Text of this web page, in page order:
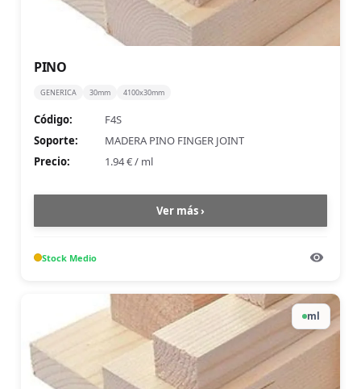
PINO
GENERICA 30mm 4100x30mm
Código:
F4S
Soporte:
MADERA PINO FINGER JOINT
Precio:
1.94 €/ ml
Ver más ›
Stock Medio
ml